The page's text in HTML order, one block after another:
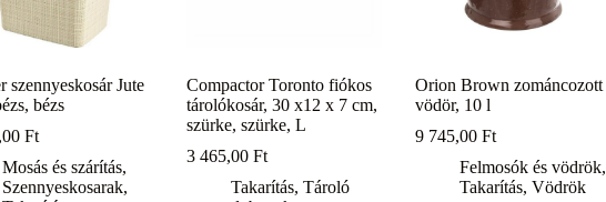
szennyeskosár Jute
bézs
Ft
Mosás és szárítás,
Szennyeskosarak,
Compactor Toronto fiókos
tárolókosár, 30 x12 x 7 cm,
szürke, szürke, L
3 465,00Ft
Takarítás,Tároló
Orion Brown zománcozott
vödör, 10 l
9 745,00Ft
Felmosók és vödrök,
Takarítás,Vödrök